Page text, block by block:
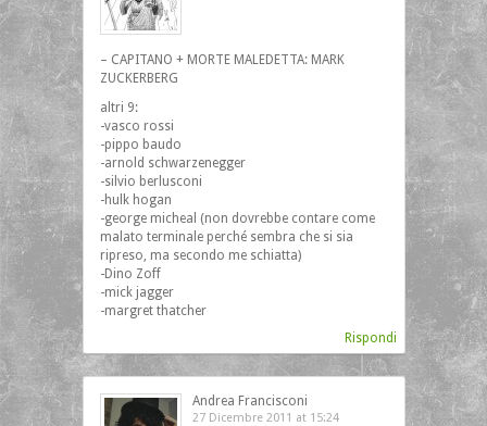
– CAPITANO + MORTE MALEDETTA: MARK
ZUCKERBERG
altri 9:
-vasco rossi
-pippo baudo
-arnold schwarzenegger
-silvio berlusconi
-hulk hogan
-george micheal (non dovrebbe contare come
malato terminale perché sembra che si sia
ripreso, ma secondo me schiatta)
-Dino Zoff
-mick jagger
-margret thatcher
Rispondi
Andrea Francisconi
27 Dicembre 2011 at 15:24